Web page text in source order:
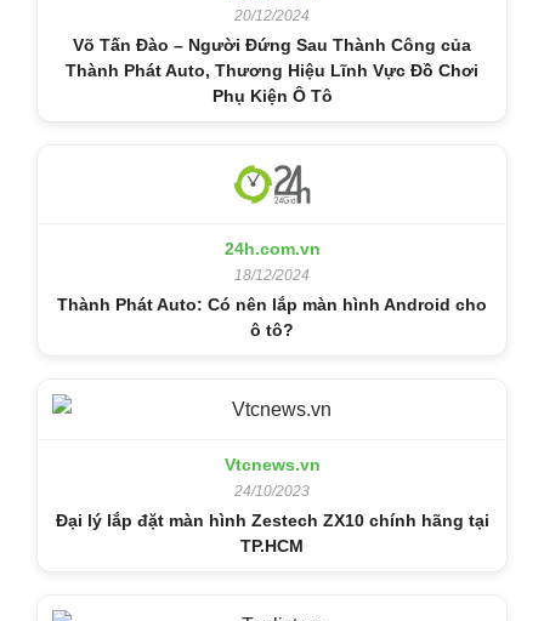
20/12/2024
Võ Tấn Đào – Người Đứng Sau Thành Công của
Thành Phát Auto, Thương Hiệu Lĩnh Vực Đồ Chơi
Phụ Kiện Ô Tô
24h.com.vn
18/12/2024
Thành Phát Auto: Có nên lắp màn hình Android cho
ô tô?
Vtcnews.vn
24/10/2023
Đại lý lắp đặt màn hình Zestech ZX10 chính hãng tại
TP.HCM